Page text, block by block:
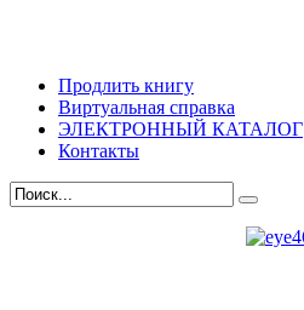
Продлить книгу
Виртуальная справка
ЭЛЕКТРОННЫЙ КАТАЛОГ
Контакты